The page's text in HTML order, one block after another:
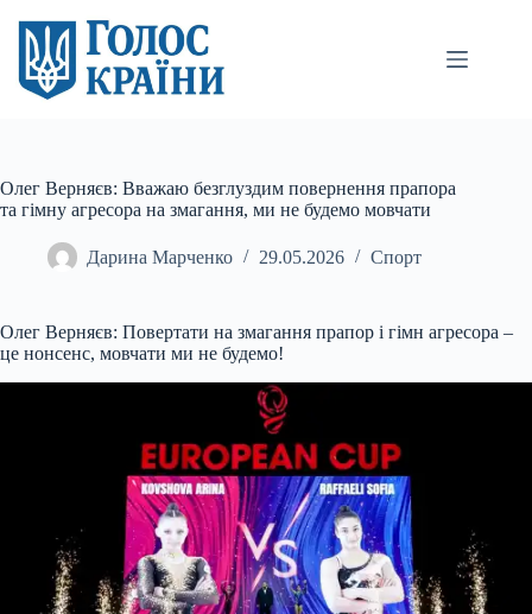
вмісту
Олег Верняєв: Вважаю безглуздим повернення прапора
та гімну агресора на змагання, ми не будемо мовчати
Дарина Марченко 29.05.2026 Спорт
Олег Верняєв: Повертати на змагання прапор і гімн агресора –
це нонсенс, мовчати ми не будемо!